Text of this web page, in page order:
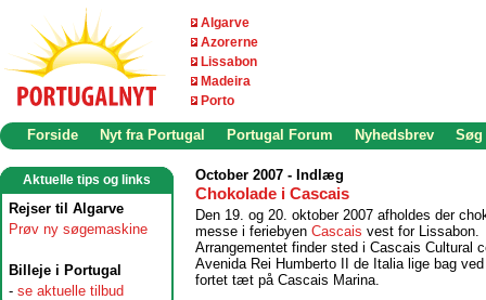
Algarve
Azorerne
Lissabon
Madeira
Porto
Forside Nyt fra Portugal Portugal Forum Nyhedsbrev Søg
Aktuelle tips og links
Rejser til Algarve
Prøv ny søgemaskine
Billeje i Portugal
- se aktuelle tilbud
October 2007 - Indlæg
Chokolade i Cascais
Den 19. og 20. oktober 2007 afholdes der
messe i feriebyen Cascais vest for Lissabon.
Arrangementet finder sted i Cascais Cultural
Avenida Rei Humberto II de Italia lige bag
fortet tæt på Cascais Marina.